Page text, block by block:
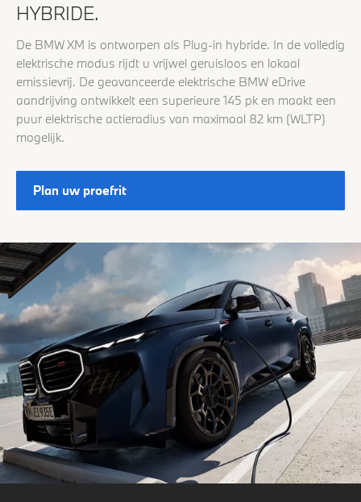
HYBRIDE.
De BMW XM is ontworpen als Plug-in hybride. In de volledig
elektrische modus rijdt u vrijwel geruisloos en lokaal
emissievrij. De geavanceerde elektrische BMW eDrive
aandrijving ontwikkelt een superieure 145 pk en maakt een
puur elektrische actieradius van maximaal 82 km (WLTP)
mogelijk.
Plan uw proefrit